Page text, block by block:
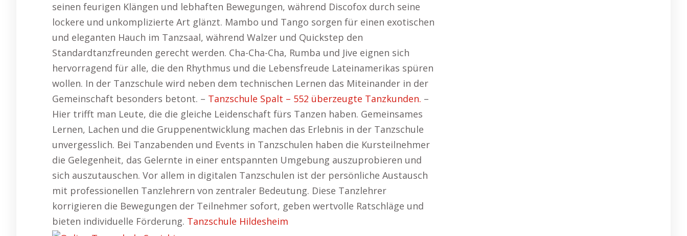
seinen feurigen Klängen und lebhaften Bewegungen, während Discofox durch seine
lockere und unkomplizierte Art glänzt. Mambo und Tango sorgen für einen exotischen
und eleganten Hauch im Tanzsaal, während Walzer und Quickstep den
Standardtanzfreunden gerecht werden. Cha-Cha-Cha, Rumba und Jive eignen sich
hervorragend für alle, die den Rhythmus und die Lebensfreude Lateinamerikas spüren
wollen. In der Tanzschule wird neben dem technischen Lernen das Miteinander in der
Gemeinschaft besonders betont. – Tanzschule Spalt – 552 überzeugte Tanzkunden. –
Hier trifft man Leute, die die gleiche Leidenschaft fürs Tanzen haben. Gemeinsames
Lernen, Lachen und die Gruppenentwicklung machen das Erlebnis in der Tanzschule
unvergesslich. Bei Tanzabenden und Events in Tanzschulen haben die Kursteilnehmer
die Gelegenheit, das Gelernte in einer entspannten Umgebung auszuprobieren und
sich auszutauschen. Vor allem in digitalen Tanzschulen ist der persönliche Austausch
mit professionellen Tanzlehrern von zentraler Bedeutung. Diese Tanzlehrer
korrigieren die Bewegungen der Teilnehmer sofort, geben wertvolle Ratschläge und
bieten individuelle Förderung. Tanzschule Hildesheim